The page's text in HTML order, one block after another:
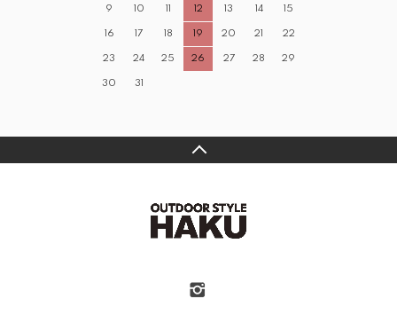
9 10 11 12 13 14 15
16 17 18 19 20 21 22
23 24 25 26 27 28 29
30 31